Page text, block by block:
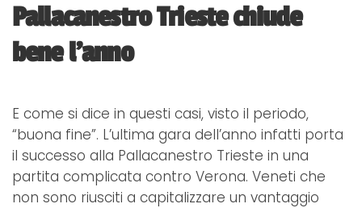
Pallacanestro Trieste chiude
bene l'anno
E come si dice in questi casi, visto il periodo,
“buona fine”. L’ultima gara dell’anno infatti porta
il successo alla Pallacanestro Trieste in una
partita complicata contro Verona. Veneti che
non sono riusciti a capitalizzare un vantaggio